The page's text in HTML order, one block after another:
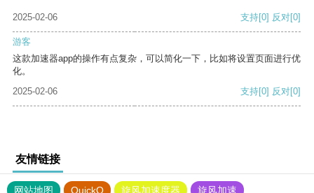
2025-02-06 支持[0] 反对[0]
游客
这款加速器app的操作有点复杂，可以简化一下，比如将设置页面进行优
化。
2025-02-06
支持[0] 反对[0]
友情链接
网站地图 QuickQ 旋风加速度器 旋风加速